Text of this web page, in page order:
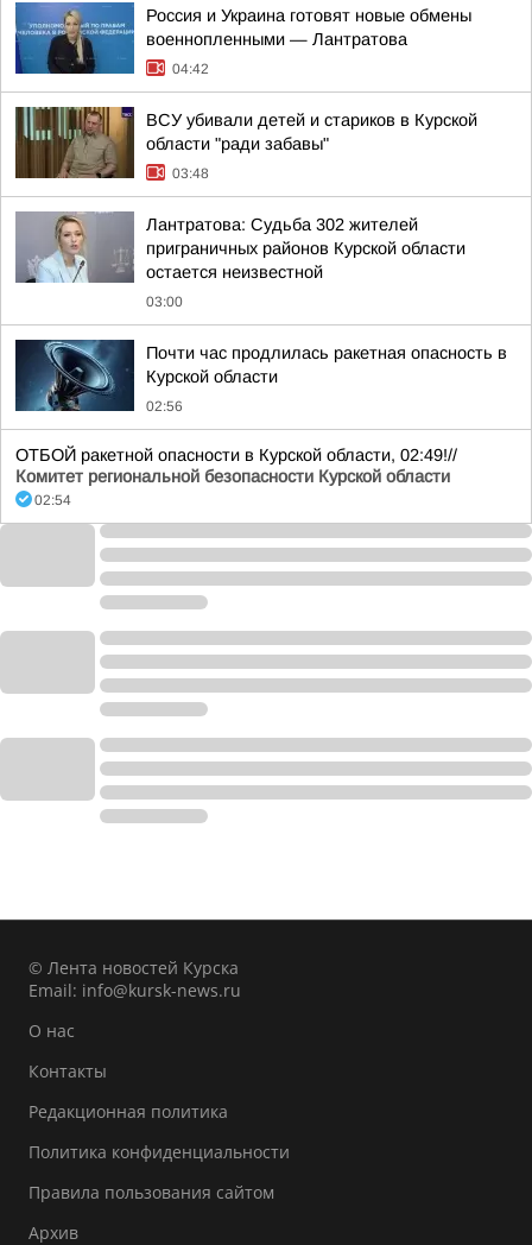
Россия и Украина готовят новые обмены
военнопленными — Лантратова
04:42
ВСУ убивали детей и стариков в Курской
области "ради забавы"
03:48
Лантратова: Судьба 302 жителей
приграничных районов Курской области
остается неизвестной
03:00
Почти час продлилась ракетная опасность в
Курской области
02:56
ОТБОЙ ракетной опасности в Курской области, 02:49!//
Комитет региональной безопасности Курской области
02:54
© Лента новостей Курска
Email: info@kursk-news.ru
О нас
Контакты
Редакционная политика
Политика конфиденциальности
Правила пользования сайтом
Архив